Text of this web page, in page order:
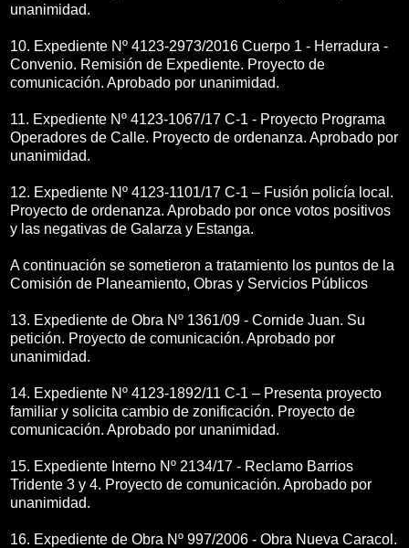
unanimidad.
10. Expediente Nº 4123-2973/2016 Cuerpo 1 - Herradura -
Convenio. Remisión de Expediente. Proyecto de
comunicación. Aprobado por unanimidad.
11. Expediente Nº 4123-1067/17 C-1 - Proyecto Programa
Operadores de Calle. Proyecto de ordenanza. Aprobado por
unanimidad.
12. Expediente Nº 4123-1101/17 C-1 – Fusión policía local.
Proyecto de ordenanza. Aprobado por once votos positivos
y las negativas de Galarza y Estanga.
A continuación se sometieron a tratamiento los puntos de la
Comisión de Planeamiento, Obras y Servicios Públicos
13. Expediente de Obra Nº 1361/09 - Cornide Juan. Su
petición. Proyecto de comunicación. Aprobado por
unanimidad.
14. Expediente Nº 4123-1892/11 C-1 – Presenta proyecto
familiar y solicita cambio de zonificación. Proyecto de
comunicación. Aprobado por unanimidad.
15. Expediente Interno Nº 2134/17 - Reclamo Barrios
Tridente 3 y 4. Proyecto de comunicación. Aprobado por
unanimidad.
16. Expediente de Obra Nº 997/2006 - Obra Nueva Caracol.